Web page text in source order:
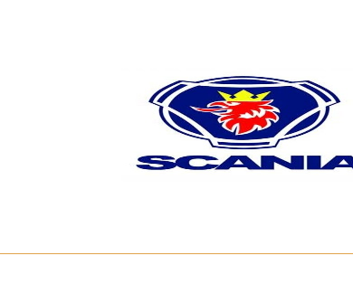
Scania цены, купить в наличии в Санкт-
оригинал и аналог с доставкой